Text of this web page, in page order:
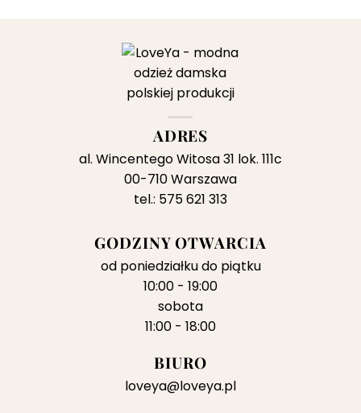
ADRES
al. Wincentego Witosa 31 lok. 111c
00-710 Warszawa
tel.: 575 621 313
GODZINY OTWARCIA
od poniedziałku do piątku
10:00 - 19:00
sobota
11:00 - 18:00
BIURO
loveya@loveya.pl